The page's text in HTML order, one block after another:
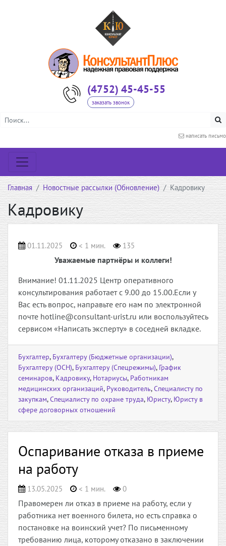
(4752) 45-45-55
заказать звонок
написать письмо
Главная Новостные рассылки (Обновление) Кадровику
Кадровику
01.11.2025 < 1 мин. 135
Уважаемые партнёры и коллеги!
Внимание! 01.11.2025 Центр оперативного
консультирования работает с 9.00 до 15.00.Если у
Вас есть вопрос, направьте его нам по электронной
почте hotline@consultant-urist.ru или воспользуйтесь
сервисом «Написать эксперту» в соседней вкладке.
Бухгалтер, Бухгалтеру (Бюджетные организации),
Бухгалтеру (ОСН), Бухгалтеру (Спецрежимы), График
семинаров, Кадровику, Нотариусы, Работникам
медицинских организаций, Руководитель,Специалисту по
закупкам,Специалисту по охране труда, Юристу, Юристу в
сфере договорных отношений
Оспаривание отказа в приеме
на работу
13.05.2025 < 1 мин. 0
Правомерен ли отказ в приеме на работу, если у
работника нет военного билета, но есть справка о
постановке на воинский учет? По письменному
требованию лица, которому отказано в заключении